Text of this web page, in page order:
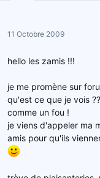
11 Octobre 2009
hello les zamis !!!
je me promène sur
qu'est ce que je vois
comme un fou !
je viens d'appeler ma
amis pour qu'ils